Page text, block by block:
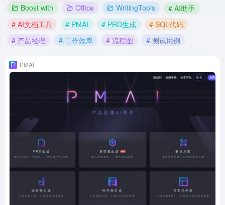
Boost with Office WritingTools
# AI助手
# AI文档工具
# PMAI # PRD生成
# SQL代码
# 产品经理
# 工作效率 # 流程图 # 测试用例
PMAI